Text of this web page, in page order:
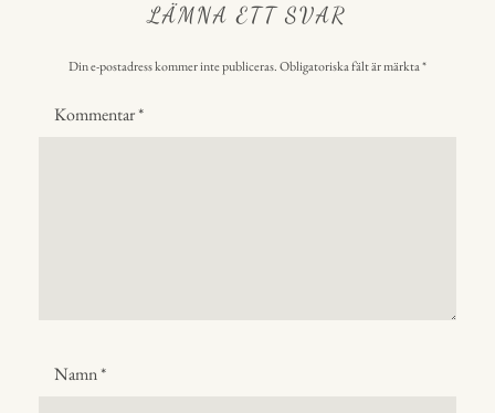
LÄMNA ETT SVAR
Din e-postadress kommer inte publiceras.Obligatoriska fält är märkta*
Kommentar*
Namn*